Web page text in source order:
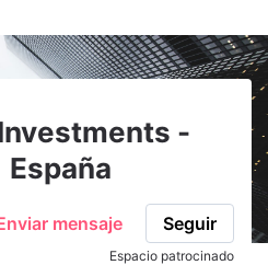
Adjuntar imagen Comentar
-
España
mensaje Seguir
Espacio patrocinado